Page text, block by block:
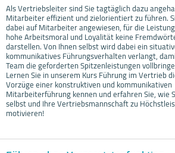
Als Vertriebsleiter sind Sie tagtäglich dazu
Mitarbeiter effizient und zielorientiert zu führen.
dabei auf Mitarbeiter angewiesen, für die
hohe Arbeitsmoral und Loyalität keine
darstellen. Von Ihnen selbst wird dabei ein
kommunikatives Führungsverhalten verlangt,
Team die geforderten Spitzenleistungen
Lernen Sie in unserem Kurs Führung im Vertrieb
Vorzüge einer konstruktiven und kommunikativen
Mitarbeiterführung kennen und erfahren Sie, wie
selbst und Ihre Vertriebsmannschaft zu
motivieren!